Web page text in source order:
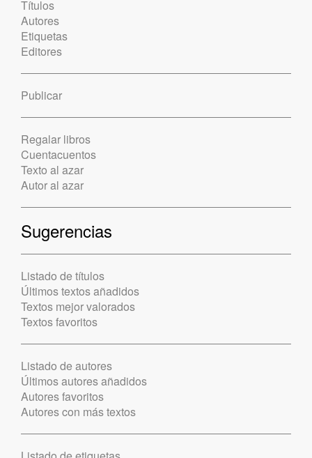
Títulos
Autores
Etiquetas
Editores
Publicar
Regalar libros
Cuentacuentos
Texto al azar
Autor al azar
Sugerencias
Listado de títulos
Últimos textos añadidos
Textos mejor valorados
Textos favoritos
Listado de autores
Últimos autores añadidos
Autores favoritos
Autores con más textos